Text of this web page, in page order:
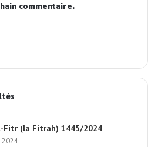
commentaire.
Fitr (la Fitrah) 1445/2024
2024